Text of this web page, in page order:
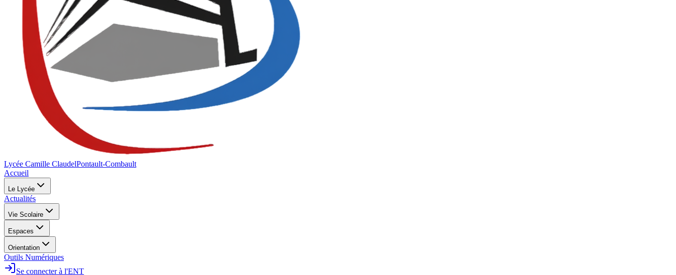
Lycée Camille ClaudelPontault-Combault
Accueil
Le Lycée
Actualités
Vie Scolaire
Espaces
Orientation
Outils Numériques
Se connecter à l'ENT